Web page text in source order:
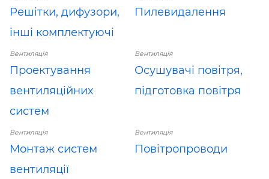
Решітки, дифузори,
інші комплектуючі
Пилевидалення
Вентиляція
Проектування
вентиляційних
систем
Вентиляція
Осушувачі повітря,
підготовка повітря
Вентиляція
Монтаж систем
вентиляції
Вентиляція
Повітропроводи